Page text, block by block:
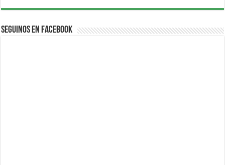
Seguinos en Facebook